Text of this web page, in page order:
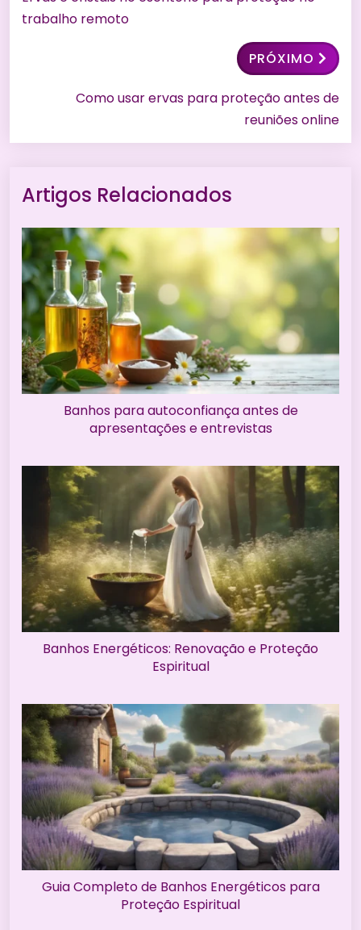
trabalho remoto
PRÓXIMO
Como usar ervas para proteção antes de
reuniões online
Artigos Relacionados
Banhos para autoconfiança antes de
apresentações e entrevistas
Banhos Energéticos: Renovação e Proteção
Espiritual
Guia Completo de Banhos Energéticos para
Proteção Espiritual